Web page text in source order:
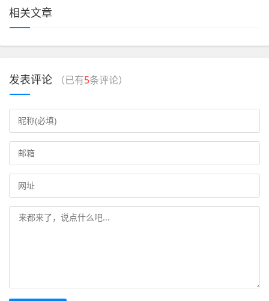
相关文章
发表评论 （已有5条评论）